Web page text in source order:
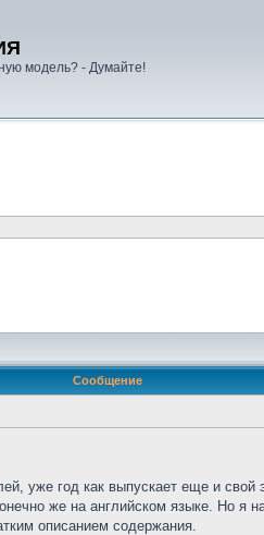
модель? - Думайте!
Сообщение
уже год как выпускает еще и
же на английском языке. Но я
описанием содержания.